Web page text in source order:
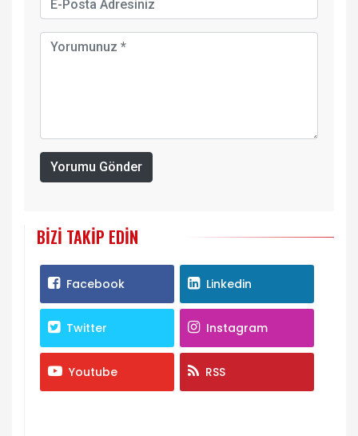
Yorumu Gönder
BIZI TAKIP EDIN
Facebook Linkedin
Twitter Instagram
Youtube RSS